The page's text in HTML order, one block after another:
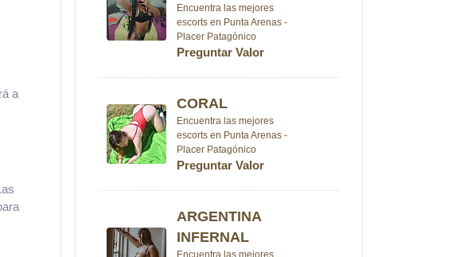
a
Encuentra las mejores
escorts en Punta Arenas -
Placer Patagónico
Preguntar Valor
CORAL
Encuentra las mejores
escorts en Punta Arenas -
Placer Patagónico
Preguntar Valor
ARGENTINA
INFERNAL